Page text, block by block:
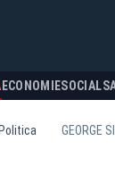
ECONOMIESOCIAL
Politica GEORGE